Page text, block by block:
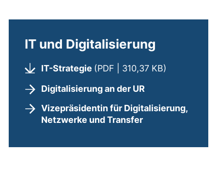
IT und Digitalisierung
IT-Strategie (PDF | 310,37 KB)
Digitalisierung an der UR
Vizepräsidentin für Digitalisierung,
Netzwerke und Transfer